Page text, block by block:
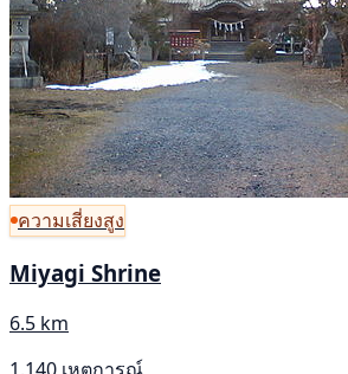
ความเสี่ยงสูง
Miyagi Shrine
6.5 km